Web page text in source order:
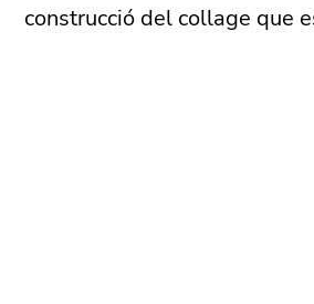
construcció del collage que